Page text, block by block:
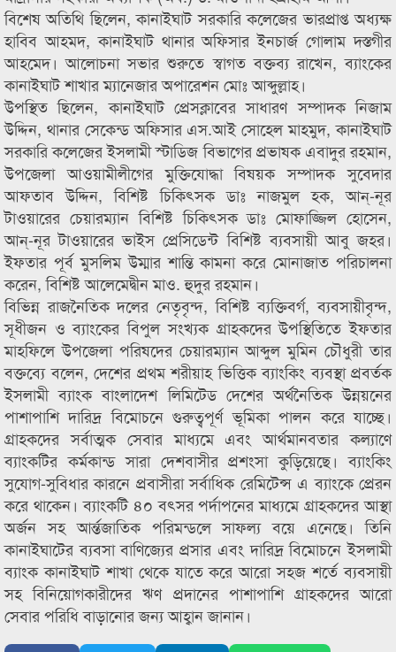
বিশেষ অতিথি ছিলেন, কানাইঘাট সরকারি কলেজের ভারপ্রাপ্ত অধ্যক্ষ
হাবিব আহমদ, কানাইঘাট থানার অফিসার ইনচার্জ গোলাম দস্তগীর
আহমেদ। আলোচনা সভার শুরুতে স্বাগত বক্তব্য রাখেন, ব্যাংকের
কানাইঘাট শাখার ম্যানেজার অপারেশন মোঃ আব্দুল্লাহ।
উপস্থিত ছিলেন, কানাইঘাট প্রেসক্লাবের সাধারণ সম্পাদক নিজাম
উদ্দিন, থানার সেকেন্ড অফিসার এস.আই সোহেল মাহমুদ, কানাইঘাট
সরকারি কলেজের ইসলামী স্টাডিজ বিভাগের প্রভাষক এবাদুর রহমান,
উপজেলা আওয়ামীলীগের মুক্তিযোদ্ধা বিষয়ক সম্পাদক সুবেদার
আফতাব উদ্দিন, বিশিষ্ট চিকিৎসক ডাঃ নাজমুল হক, আন্-নূর
টাওয়ারের চেয়ারম্যান বিশিষ্ট চিকিৎসক ডাঃ মোফাজ্জিল হোসেন,
আন্-নূর টাওয়ারের ভাইস প্রেসিডেন্ট বিশিষ্ট ব্যবসায়ী আবু জহর।
ইফতার পূর্ব মুসলিম উম্মার শান্তি কামনা করে মোনাজাত পরিচালনা
করেন, বিশিষ্ট আলেমেদ্বীন মাও. হুদুর রহমান।
বিভিন্ন রাজনৈতিক দলের নেতৃবৃন্দ, বিশিষ্ট ব্যক্তিবর্গ, ব্যবসায়ীবৃন্দ,
সূধীজন ও ব্যাংকের বিপুল সংখ্যক গ্রাহকদের উপস্থিতিতে ইফতার
মাহফিলে উপজেলা পরিষদের চেয়ারম্যান আব্দুল মুমিন চৌধুরী তার
বক্তব্যে বলেন, দেশের প্রথম শরীয়াহ ভিত্তিক ব্যাংকিং ব্যবস্থা প্রবর্তক
ইসলামী ব্যাংক বাংলাদেশ লিমিটেড দেশের অর্থনৈতিক উন্নয়নের
পাশাপাশি দারিদ্র বিমোচনে গুরুত্বপূর্ণ ভূমিকা পালন করে যাচ্ছে।
গ্রাহকদের সর্বাত্মক সেবার মাধ্যমে এবং আর্থমানবতার কল্যাণে
ব্যাংকটির কর্মকান্ড সারা দেশবাসীর প্রশংসা কুড়িয়েছে। ব্যাংকিং
সুযোগ-সুবিধার কারনে প্রবাসীরা সর্বাধিক রেমিটেন্স এ ব্যাংকে প্রেরন
করে থাকেন। ব্যাংকটি ৪০ বৎসর পর্দাপনের মাধ্যমে গ্রাহকদের আস্থা
অর্জন সহ আর্ন্তজাতিক পরিমন্ডলে সাফল্য বয়ে এনেছে। তিনি
কানাইঘাটের ব্যবসা বাণিজ্যের প্রসার এবং দারিদ্র বিমোচনে ইসলামী
ব্যাংক কানাইঘাট শাখা থেকে যাতে করে আরো সহজ শর্তে ব্যবসায়ী
সহ বিনিয়োগকারীদের ঋণ প্রদানের পাশাপাশি গ্রাহকদের আরো
সেবার পরিধি বাড়ানোর জন্য আহ্বান জানান।